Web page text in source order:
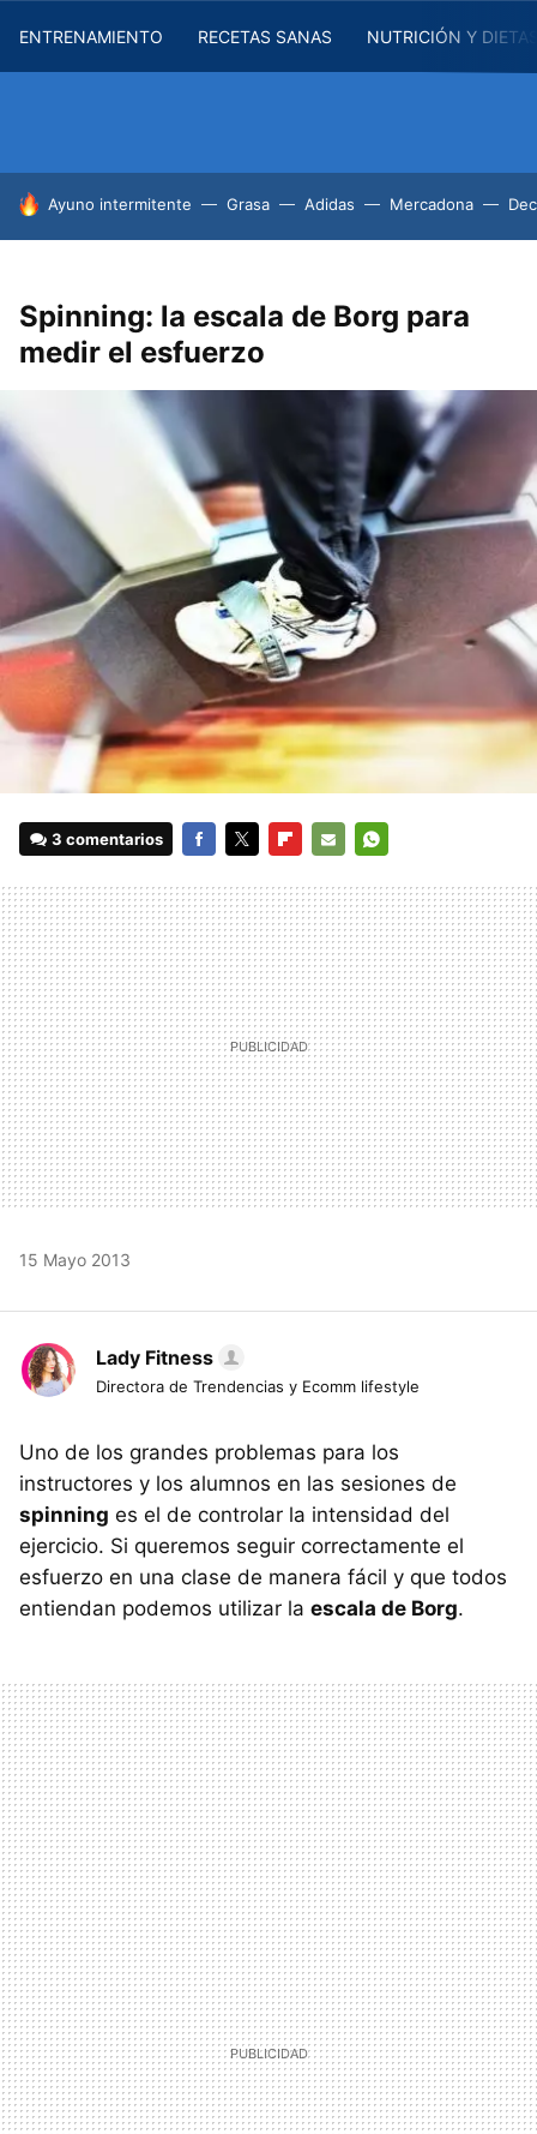
ENTRENAMIENTO RECETAS SANAS NUTRICIÓN Y
HOY SE HABLA DE
Ayuno intermitente Grasa Adidas Mercadona
Spinning: la escala de Borg para
medir el esfuerzo
3 comentarios
MAIL
15 Mayo 2013
Lady Fitness
Directora de Trendencias y Ecomm lifestyle
Uno de los grandes problemas para los
instructores y los alumnos en las sesiones de
spinning es el de controlar la intensidad del
ejercicio. Si queremos seguir correctamente el
esfuerzo en una clase de manera fácil y que todos
entiendan podemos utilizar la escala de Borg.